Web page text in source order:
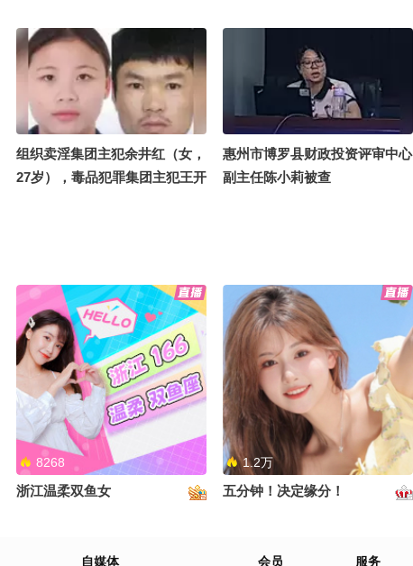
会被放大，又被鲜活用心赤诚的
爱治愈
急症
组织卖淫集团主犯余井红（女，
27岁），毒品犯罪集团主犯王开
惠州市博罗县财政投资评审中心
副主任陈小莉被查
汪峰自曝写歌30年创作近千首，
只有两三首是靠纯灵感，《春天
里》写了17版歌词
丈夫与他人办假结婚证做试管婴
儿，妻子：曾在家里发现男性备
孕药，丈夫承认第三者想生孩子
但无生育能力，两人伪造证件被
拘留
8268
浙江温柔双鱼女
1.2万
五分钟！决定缘分！
自媒体 会员 服务